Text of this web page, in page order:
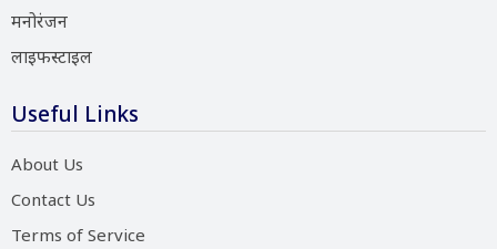
मनोरंजन
लाइफस्टाइल
Useful Links
About Us
Contact Us
Terms of Service